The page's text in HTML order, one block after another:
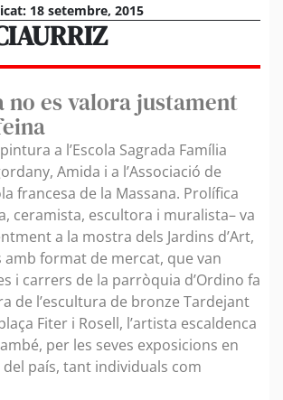
18 setembre, 2015
no es valora justament
a l’Escola Sagrada Família
Amida i a l’Associació de
francesa de la Massana. Prolífica
ceramista, escultora i muralista– va
a la mostra dels Jardins d’Art,
amb format de mercat, que van
i carrers de la parròquia d’Ordino fa
de l’escultura de bronze Tardejant
Fiter i Rosell, l’artista escaldenca
per les seves exposicions en
país, tant individuals com